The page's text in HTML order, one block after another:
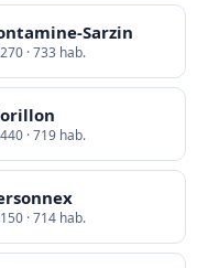
Sarzin
· 733 hab.
· 719 hab.
· 714 hab.